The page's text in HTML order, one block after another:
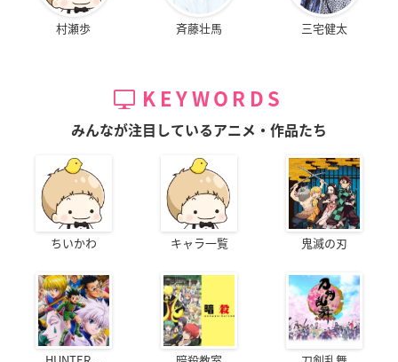
村瀬歩 斉藤壮馬 三宅健太
KEYWORDS
みんなが注目しているアニメ・作品たち
ちいかわ キャラ一覧 鬼滅の刃